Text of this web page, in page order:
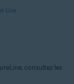
One
consultez les